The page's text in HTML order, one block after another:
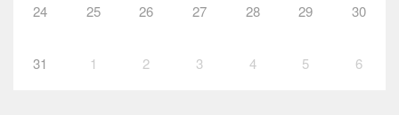
24 25 26 27 28 29 30
31 1 2 3 4 5 6